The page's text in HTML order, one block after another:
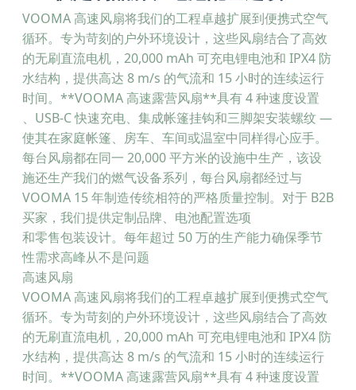
VOOMA 高速风扇将我们的工程卓越扩展到便携式空气
循环。专为苛刻的户外环境设计，这些风扇结合了高效
的无刷直流电机，20,000 mAh 可充电锂电池和 IPX4 防
水结构，提供高达 8 m/s 的气流和 15 小时的连续运行
时间。**VOOMA 高速露营风扇**具有 4 种速度设置
、USB-C 快速充电、集成帐篷挂钩和三脚架安装螺纹 —
使其在家庭帐篷、房车、车间或温室中同样得心应手。
每台风扇都在同一 20,000 平方米的设施中生产，该设
施还生产我们的燃气设备系列，每台风扇都经过与
VOOMA 15 年制造传统相符的严格质量控制。对于 B2B
买家，我们提供定制品牌、电池配置选项
和零售包装设计。每年超过 50 万的生产能力确保季节
性需求高峰从不是问题
高速风扇
VOOMA 高速风扇将我们的工程卓越扩展到便携式空气
循环。专为苛刻的户外环境设计，这些风扇结合了高效
的无刷直流电机，20,000 mAh 可充电锂电池和 IPX4 防
水结构，提供高达 8 m/s 的气流和 15 小时的连续运行
时间。**VOOMA 高速露营风扇**具有 4 种速度设置